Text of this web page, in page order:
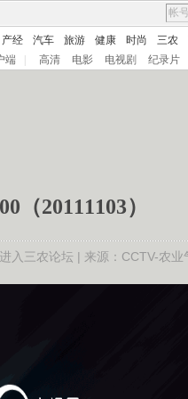
产经 汽车 旅游 健康 时尚 三农
端 高清 电影 电视剧 纪录片
（20111103）
进入三农论坛 | 来源：CCTV-农业